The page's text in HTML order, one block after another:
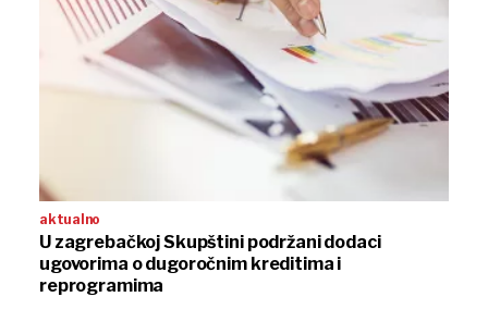
aktualno
U zagrebačkoj Skupštini podržani dodaci
ugovorima o dugoročnim kreditima i
reprogramima